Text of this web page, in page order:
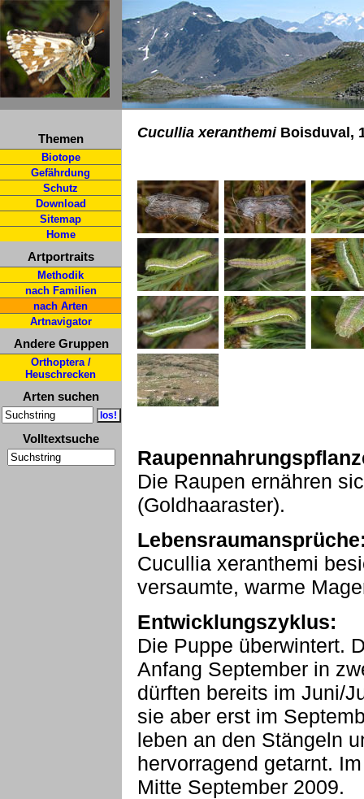
Themen
Biotope
Gefährdung
Schutz
Download
Sitemap
Home
Artportraits
Methodik
nach Familien
nach Arten
Artnavigator
Andere Gruppen
Orthoptera /
Heuschrecken
Arten suchen
Volltextsuche
Cucullia xeranthemiBoisduval,
Die Raupen ernähren
(Goldhaaraster).
Cucullia xeranthemi
versaumte, warme
Entwicklungszyklus:
Die Puppe überwintert.
Anfang September in
dürften bereits im Juni/
sie aber erst im
leben an den Stängeln
hervorragend getarnt.
Mitte September 2009.